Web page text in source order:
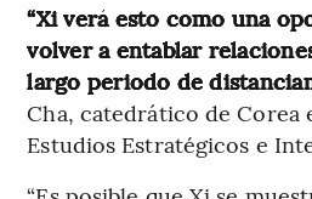
“Xi verá esto como una
volver a entablar
largo periodo de
Cha, catedrático de Corea
Estudios Estratégicos e